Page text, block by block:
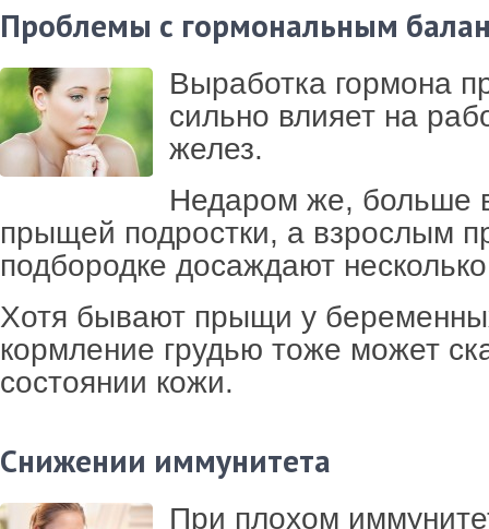
Проблемы с гормональным
Выработка гормона
сильно влияет на
желез.
Недаром же, больше
прыщей подростки, а взрослым
подбородке досаждают
Хотя бывают прыщи у
кормление грудью тоже может
состоянии кожи.
Снижении иммунитета
При плохом